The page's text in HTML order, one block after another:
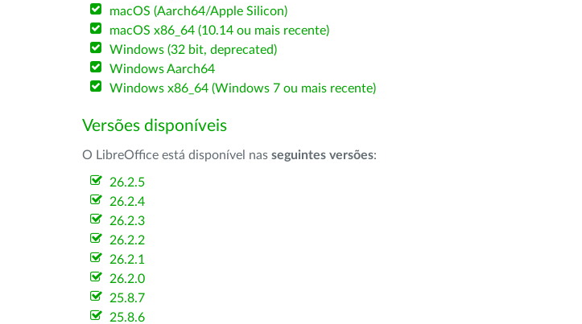
macOS (Aarch64/Apple Silicon)
macOS x86_64 (10.14 ou mais recente)
Windows (32 bit, deprecated)
Windows Aarch64
Windows x86_64 (Windows 7 ou mais recente)
Versões disponíveis
O LibreOffice está disponível nas seguintes versões:
26.2.5
26.2.4
26.2.3
26.2.2
26.2.1
26.2.0
25.8.7
25.8.6